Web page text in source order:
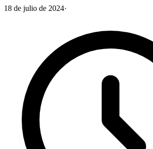
18 de julio de 2024·